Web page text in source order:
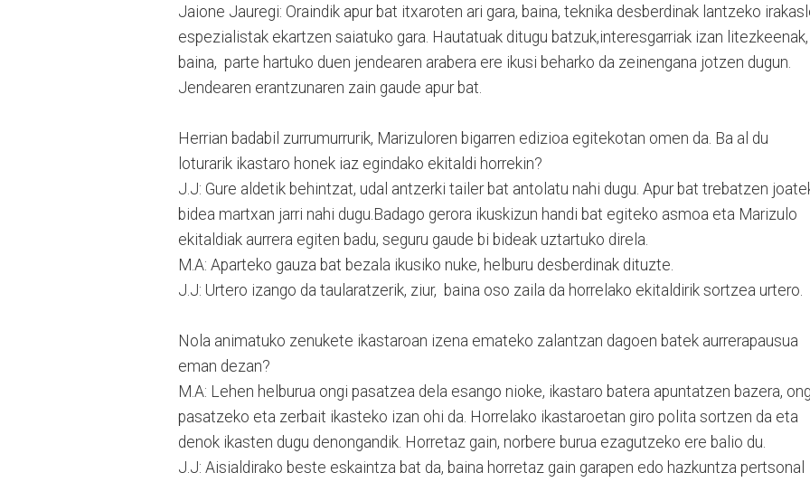
Jaione Jauregi: Oraindik apur bat itxaroten ari gara, baina, teknika desberdinak lantzeko
espezialistak ekartzen saiatuko gara. Hautatuak ditugu batzuk,interesgarriak izan litezkeenak,
baina, parte hartuko duen jendearen arabera ere ikusi beharko da zeinengana jotzen dugun.
Jendearen erantzunaren zain gaude apur bat.
Herrian badabil zurrumurrurik, Marizuloren bigarren edizioa egitekotan omen da. Ba al du
loturarik ikastaro honek iaz egindako ekitaldi horrekin?
J.J: Gure aldetik behintzat, udal antzerki tailer bat antolatu nahi dugu. Apur bat trebatzen
bidea martxan jarri nahi dugu.Badago gerora ikuskizun handi bat egiteko asmoa eta Marizulo
ekitaldiak aurrera egiten badu, seguru gaude bi bideak uztartuko direla.
M.A: Aparteko gauza bat bezala ikusiko nuke, helburu desberdinak dituzte.
J.J: Urtero izango da taularatzerik, ziur, baina oso zaila da horrelako ekitaldirik sortzea urtero.
Nola animatuko zenukete ikastaroan izena emateko zalantzan dagoen batek aurrerapausua
eman dezan?
M.A: Lehen helburua ongi pasatzea dela esango nioke, ikastaro batera apuntatzen bazera,
pasatzeko eta zerbait ikasteko izan ohi da. Horrelako ikastaroetan giro polita sortzen da eta
denok ikasten dugu denongandik. Horretaz gain, norbere burua ezagutzeko ere balio du.
J.J: Aisialdirako beste eskaintza bat da, baina horretaz gain garapen edo hazkuntza pertsonal